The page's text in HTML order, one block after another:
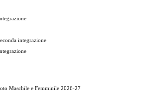
integrazione
Maschile e Femminile 2026-27